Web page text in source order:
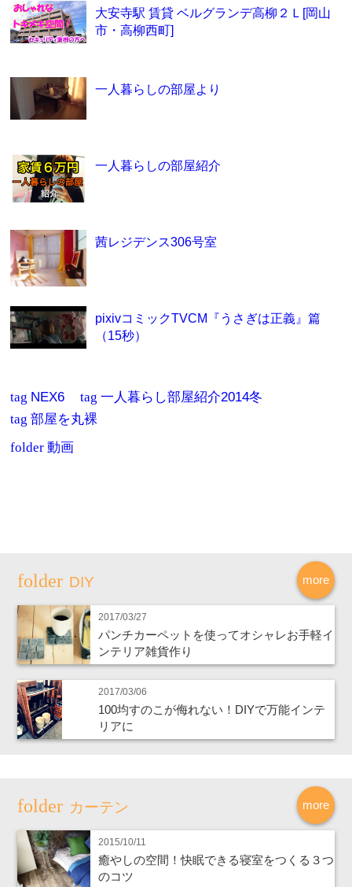
大安寺駅 賃貸 ベルグランデ高柳２Ｌ[岡山
市・高柳西町]
一人暮らしの部屋より
一人暮らしの部屋紹介
茜レジデンス306号室
pixivコミックTVCM『うさぎは正義』篇
（15秒）
tag NEX6 tag一人暮らし部屋紹介2014冬
tag部屋を丸裸
folder動画
more
DIY
2017/03/27
パンチカーペットを使ってオシャレお手軽イ
ンテリア雑貨作り
2017/03/06
100均すのこが侮れない！DIYで万能インテ
リアに
more
カーテン
2015/10/11
癒やしの空間！快眠できる寝室をつくる３つ
のコツ